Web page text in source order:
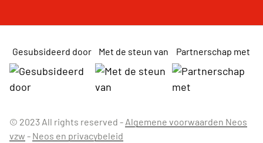
Gesubsideerd door Met de steun van Partnerschap met
© 2023 All rights reserved - Algemene voorwaarden Neos
vzw - Neos en privacybeleid